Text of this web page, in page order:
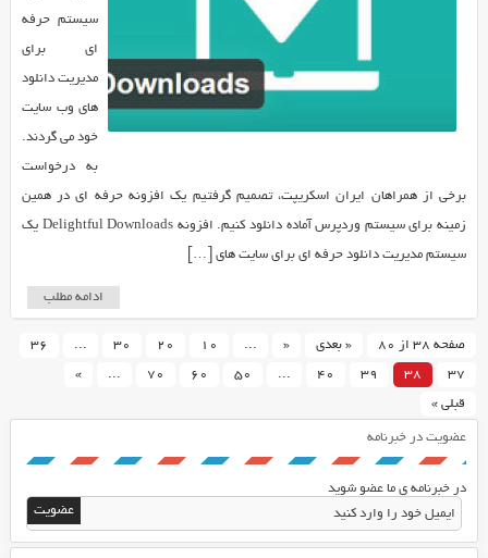
سیستم حرفه
ای برای
مدیریت دانلود
های وب سایت
خود می گردند.
به درخواست
برخی از همراهان ایران اسکریپت، تصمیم گرفتیم یک افزونه حرفه ای در همین
زمینه برای سیستم وردپرس آماده دانلود کنیم. افزونه Delightful Downloads یک
سیستم مدیریت دانلود حرفه ای برای سایت های […]
ادامه مطلب
صفحه 38 از 80 « بعدی «
...
10
20
30
...
36
37
38
39
40
...
50
60
70
...
»
قبلی »
عضویت در خبرنامه
در خبرنامه ی ما عضو شوید